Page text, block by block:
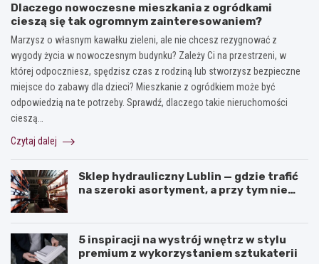
Dlaczego nowoczesne mieszkania z ogródkami
cieszą się tak ogromnym zainteresowaniem?
Marzysz o własnym kawałku zieleni, ale nie chcesz rezygnować z
wygody życia w nowoczesnym budynku? Zależy Ci na przestrzeni, w
której odpoczniesz, spędzisz czas z rodziną lub stworzysz bezpieczne
miejsce do zabawy dla dzieci? Mieszkanie z ogródkiem może być
odpowiedzią na te potrzeby. Sprawdź, dlaczego takie nieruchomości
cieszą…
Czytaj dalej
Sklep hydrauliczny Lublin — gdzie trafić
na szeroki asortyment, a przy tym nie
5 inspiracji na wystrój wnętrz w stylu
premium z wykorzystaniem sztukaterii